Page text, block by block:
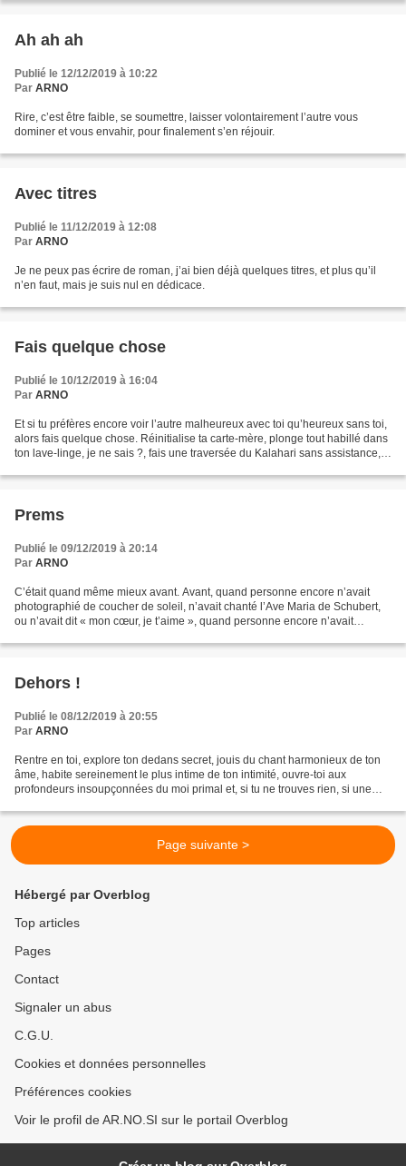
Ah ah ah
Publié le 12/12/2019 à 10:22
Par ARNO
Rire, c’est être faible, se soumettre, laisser volontairement l’autre vous
dominer et vous envahir, pour finalement s’en réjouir.
Avec titres
Publié le 11/12/2019 à 12:08
Par ARNO
Je ne peux pas écrire de roman, j’ai bien déjà quelques titres, et plus qu’il
n’en faut, mais je suis nul en dédicace.
Fais quelque chose
Publié le 10/12/2019 à 16:04
Par ARNO
Et si tu préfères encore voir l’autre malheureux avec toi qu’heureux sans toi,
alors fais quelque chose. Réinitialise ta carte-mère, plonge tout habillé dans
ton lave-linge, je ne sais ?, fais une traversée du Kalahari sans assistance,
Prems
Publié le 09/12/2019 à 20:14
Par ARNO
C’était quand même mieux avant. Avant, quand personne encore n’avait
photographié de coucher de soleil, n’avait chanté l’Ave Maria de Schubert,
ou n’avait dit « mon cœur, je t’aime », quand personne encore n’avait
Dehors !
Publié le 08/12/2019 à 20:55
Par ARNO
Rentre en toi, explore ton dedans secret, jouis du chant harmonieux de ton
âme, habite sereinement le plus intime de ton intimité, ouvre-toi aux
profondeurs insoupçonnées du moi primal et, si tu ne trouves rien, si une
Page suivante >
Hébergé par Overblog
Top articles
Pages
Contact
Signaler un abus
C.G.U.
Cookies et données personnelles
Préférences cookies
Voir le profil de AR.NO.SI sur le portail Overblog